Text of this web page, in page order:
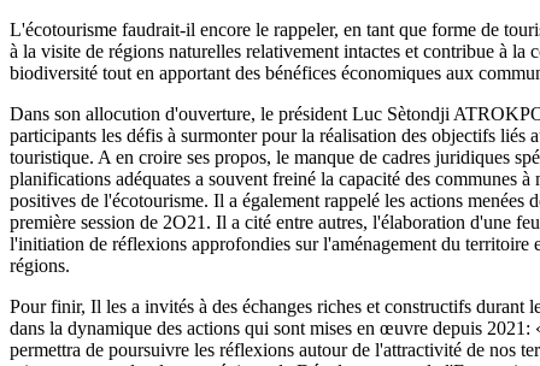
L'écotourisme faudrait-il encore le rappeler, en tant que forme de
à la visite de régions naturelles relativement intactes et contribue à la
biodiversité tout en apportant des bénéfices économiques aux
Dans son allocution d'ouverture, le président Luc Sètondji
participants les défis à surmonter pour la réalisation des objectifs liés
touristique. A en croire ses propos, le manque de cadres juridiques
planifications adéquates a souvent freiné la capacité des communes à
positives de l'écotourisme. Il a également rappelé les actions menées
première session de 2O21. Il a cité entre autres, l'élaboration d'une
l'initiation de réflexions approfondies sur l'aménagement du territoire
régions.
Pour finir, Il les a invités à des échanges riches et constructifs durant
dans la dynamique des actions qui sont mises en œuvre depuis 2021:
permettra de poursuivre les réflexions autour de l'attractivité de nos